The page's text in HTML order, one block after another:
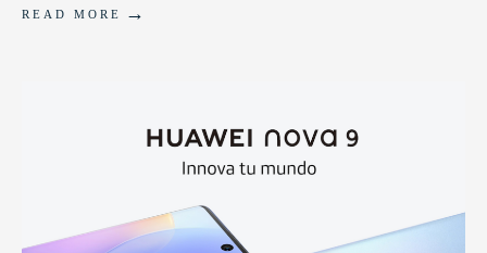
READ MORE →